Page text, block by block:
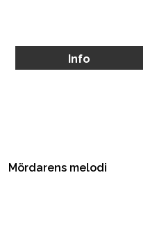
Info
Mördarens melodi